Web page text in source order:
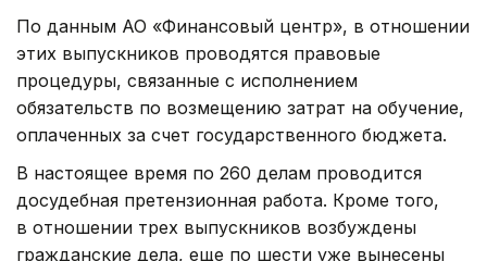
По данным АО «Финансовый центр», в отношении
этих выпускников проводятся правовые
процедуры, связанные с исполнением
обязательств по возмещению затрат на обучение,
оплаченных за счет государственного бюджета.
В настоящее время по 260 делам проводится
досудебная претензионная работа. Кроме того,
в отношении трех выпускников возбуждены
гражданские дела, еще по шести уже вынесены